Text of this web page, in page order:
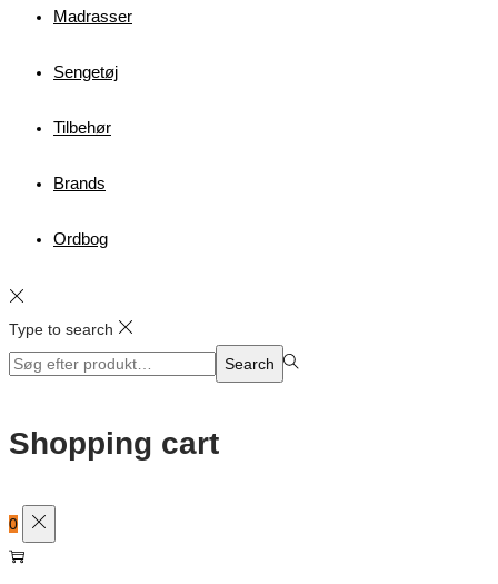
Madrasser
Sengetøj
Tilbehør
Brands
Ordbog
Type to search
Search
Search
Shopping cart
0